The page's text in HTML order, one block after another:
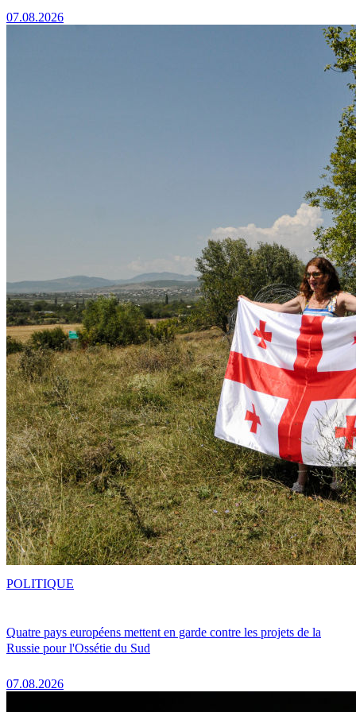
07.08.2026
Quatre pays européens mettent en garde contre les projets de la
Russie pour l'Ossétie du Sud
07.08.2026
POLITIQUE